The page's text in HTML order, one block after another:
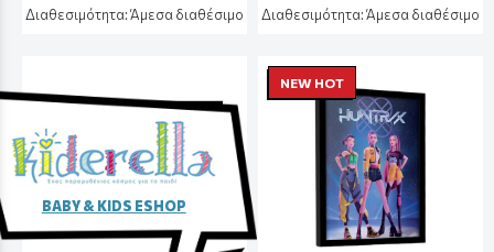
Διαθεσιμότητα:Άμεσα διαθέσιμο Διαθεσιμότητα:Άμεσα διαθέσιμο
NEW HOT
BABY & KIDS ESHOP